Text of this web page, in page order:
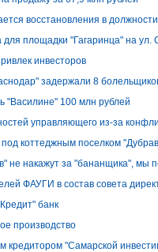
восстановления в должности
площадки "Гагаринца" на ул.
инвесторов
задержали 8
"Василине" 100 млн рублей
управляющего из-за
коттеджным поселком
не накажут за "бананщика",
ФАУГИ в состав совета
банк
производство
кредитором "Самарской